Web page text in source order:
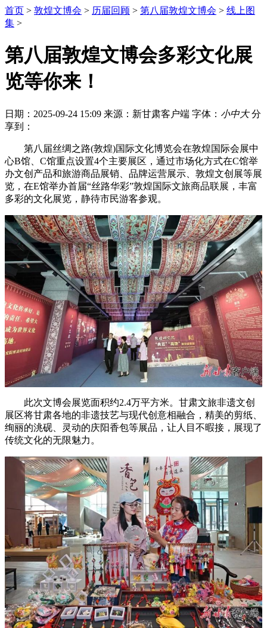
首页 > 敦煌文博会 > 历届回顾 > 第八届敦煌文博会 > 线上图
集 >
第八届敦煌文博会多彩文化展
览等你来！
日期：2025-09-24 15:09 来源：新甘肃客户端 字体： 小中大 分
享到：
第八届丝绸之路(敦煌)国际文化博览会在敦煌国际会展中
心B馆、C馆重点设置4个主要展区，通过市场化方式在C馆举
办文创产品和旅游商品展销、品牌运营展示、敦煌文创展等展
览，在E馆举办首届“丝路华彩”敦煌国际文旅商品联展，丰富
多彩的文化展览，静待市民游客参观。
此次文博会展览面积约2.4万平方米。甘肃文旅非遗文创
展区将甘肃各地的非遗技艺与现代创意相融合，精美的剪纸、
绚丽的洮砚、灵动的庆阳香包等展品，让人目不暇接，展现了
传统文化的无限魅力。